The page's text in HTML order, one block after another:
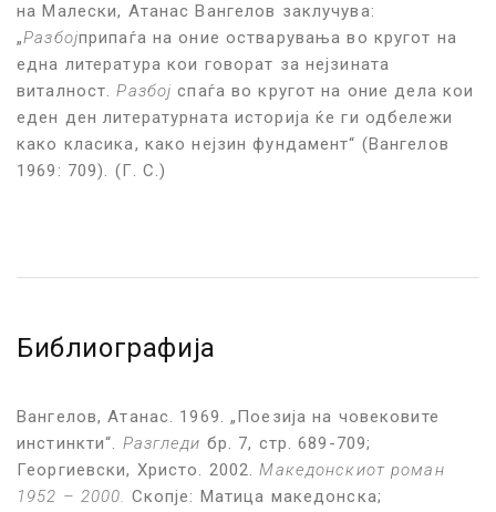
на Малески, Атанас Вангелов заклучува:
„Разбојприпаѓа на оние остварувања во кругот на
една литература кои говорат за нејзината
виталност. Разбојспаѓа во кругот на оние дела кои
еден ден литературната историја ќе ги одбележи
како класика, како нејзин фундамент“ (Вангелов
1969: 709). (Г. С.)
Библиографија
Вангелов, Атанас. 1969. „Поезија на човековите
инстинкти“. Разгледи бр. 7, стр. 689-709;
Георгиевски, Христо. 2002.Македонскиот роман
1952 – 2000. Скопје: Матица македонска;